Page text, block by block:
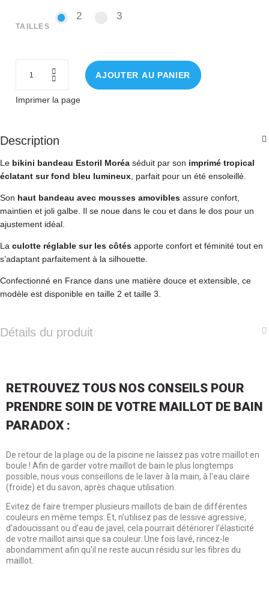
TAILLES
22 33
AJOUTER AU PANIER
Imprimer la page
Description
Le bikini bandeau Estoril Moréa séduit par son imprimé tropical
éclatant sur fond bleu lumineux , parfait pour un été ensoleillé.
Son haut bandeau avec mousses amovibles assure confort,
maintien et joli galbe. Il se noue dans le cou et dans le dos pour un
ajustement idéal.
La culotte réglable sur les côtés apporte confort et féminité tout en
s’adaptant parfaitement à la silhouette.
Confectionné en France dans une matière douce et extensible, ce
modèle est disponible en taille 2 et taille 3.
Détails du produit
RETROUVEZ TOUS NOS CONSEILS POUR
PRENDRE SOIN DE VOTRE MAILLOT DE BAIN
PARADOX :
De retour de la plage ou de la piscine ne laissez pas votre maillot en
boule ! Afin de garder votre maillot de bain le plus longtemps
possible, nous vous conseillons de le laver à la main, à l'eau claire
(froide) et du savon, après chaque utilisation.
Evitez de faire tremper plusieurs maillots de bain de différentes
couleurs en même temps. Et, n’utilisez pas de lessive agressive,
d’adoucissant ou d’eau de javel, cela pourrait détériorer l’élasticité
de votre maillot ainsi que sa couleur. Une fois lavé, rincez-le
abondamment afin qu'il ne reste aucun résidu sur les fibres du
maillot.